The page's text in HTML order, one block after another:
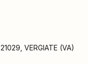
21029 VERGIATE (VA)